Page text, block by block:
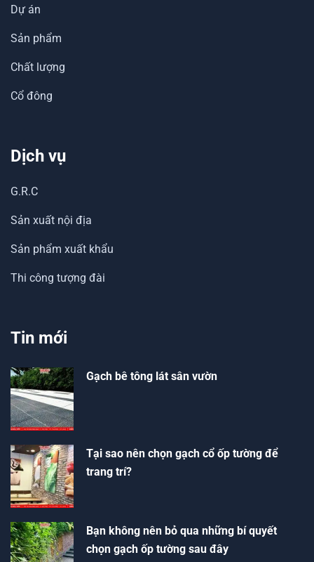
Dự án
Sản phẩm
Chất lượng
Cổ đông
Dịch vụ
G.R.C
Sản xuất nội địa
Sản phẩm xuất khẩu
Thi công tượng đài
Tin mới
Gạch bê tông lát sân vườn
Tại sao nên chọn gạch cổ ốp tường để
trang trí?
Bạn không nên bỏ qua những bí quyết
chọn gạch ốp tường sau đây